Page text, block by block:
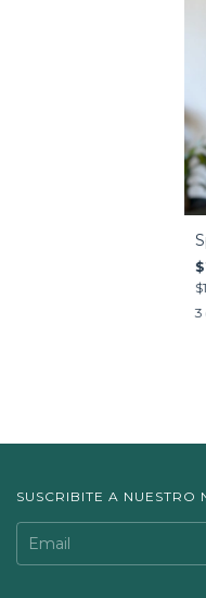
3
SUSCRIBITE A NUESTRO